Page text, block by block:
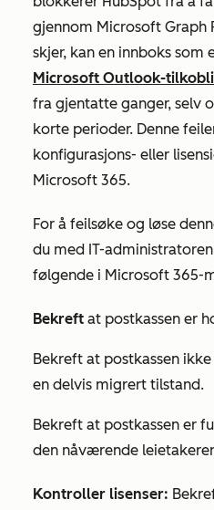
gjennom Microsoft Graph
skjer, kan en innboks som
Microsoft Outlook-
fra gjentatte ganger, selv
korte perioder. Denne
konfigurasjons- eller
Microsoft 365.
For å feilsøke og løse
du med IT-
følgende i Microsoft 365-
Bekreft at postkassen er
Bekreft at postkassen
en delvis migrert tilstand.
Bekreft at postkassen er
den nåværende
Kontroller lisenser: